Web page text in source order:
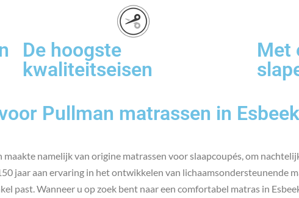
De hoogste
kwaliteitseisen
Met
Pullman matrassen in
namelijk van origine matrassen voor slaapcoupés, om
jaar aan ervaring in het ontwikkelen van lichaamsondersteunende
past. Wanneer u op zoek bent naar een comfortabel matras in